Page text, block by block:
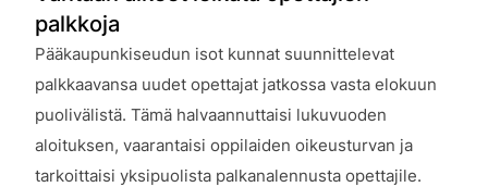
palkkoja
Julkaistu:
Pääkaupunkiseudun isot kunnat suunnittelevat
palkkaavansa uudet opettajat jatkossa vasta elokuun
puolivälistä. Tämä halvaannuttaisi lukuvuoden
aloituksen, vaarantaisi oppilaiden oikeusturvan ja
tarkoittaisi yksipuolista palkanalennusta opettajile.